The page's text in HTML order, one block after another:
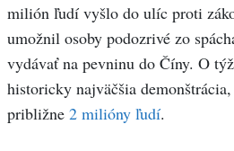
milión ľudí vyšlo do ulíc proti
umožnil osoby podozrivé zo
vydávať na pevninu do Číny. O
historicky najväčšia
približne 2 milióny ľudí.